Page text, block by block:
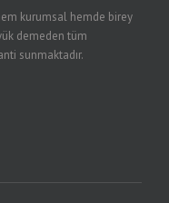
kurumsal hemde birey
demeden tüm
sunmaktadır.